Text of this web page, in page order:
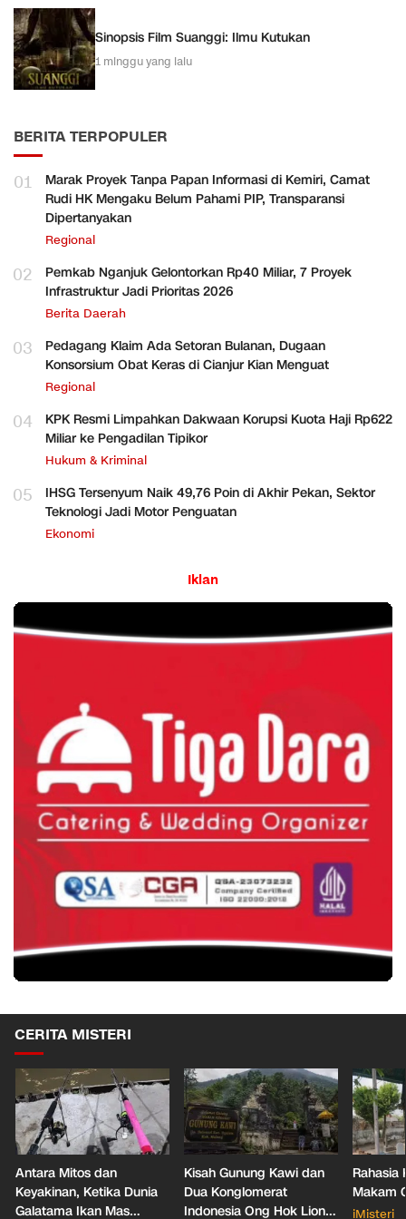
Sinopsis Film Suanggi: Ilmu Kutukan
1 minggu yang lalu
BERITA TERPOPULER
01
Marak Proyek Tanpa Papan Informasi di Kemiri, Camat
Rudi HK Mengaku Belum Pahami PIP, Transparansi
Dipertanyakan
Regional
02
Pemkab Nganjuk Gelontorkan Rp40 Miliar, 7 Proyek
Infrastruktur Jadi Prioritas 2026
Berita Daerah
03
Pedagang Klaim Ada Setoran Bulanan, Dugaan
Konsorsium Obat Keras di Cianjur Kian Menguat
Regional
04
KPK Resmi Limpahkan Dakwaan Korupsi Kuota Haji Rp622
Miliar ke Pengadilan Tipikor
Hukum & Kriminal
05
IHSG Tersenyum Naik 49,76 Poin di Akhir Pekan, Sektor
Teknologi Jadi Motor Penguatan
Ekonomi
Iklan
CERITA MISTERI
Antara Mitos dan
Keyakinan, Ketika Dunia
Galatama Ikan Mas
Kisah Gunung Kawi dan
Dua Konglomerat
Indonesia Ong Hok Liong
Rahasia
Makam
iMisteri